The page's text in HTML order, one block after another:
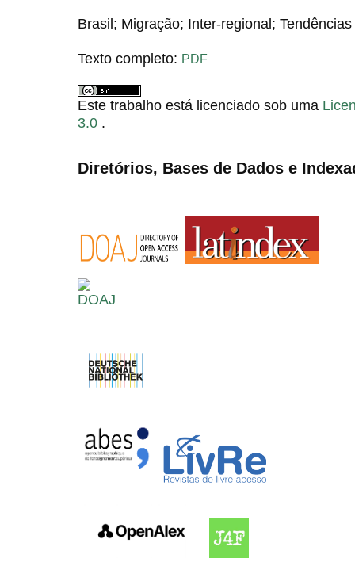
Brasil; Migração; Inter-regional; Tendências
Texto completo: PDF
Este trabalho está licenciado sob uma
3.0 .
Diretórios, Bases de Dados e